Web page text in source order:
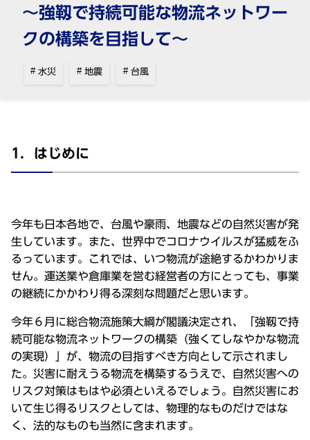
～強靱で持続可能な物流ネットワー
水災 地震 台風
1．はじめに
今年も日本各地で、台風や豪雨、地震などの自然災害が発
生しています。また、世界中でコロナウイルスが猛威をふ
るっています。これでは、いつ物流が途絶するかわかりま
せん。運送業や倉庫業を営む経営者の方にとっても、事業
の継続にかかわり得る深刻な問題だと思います。
今年６月に総合物流施策大綱が閣議決定され、「強靱で持
続可能な物流ネットワークの構築（強くてしなやかな物流
の実現）」が、物流の目指すべき方向として示されまし
た。災害に耐えうる物流を構築するうえで、自然災害への
リスク対策はもはや必須といえるでしょう。自然災害にお
いて生じ得るリスクとしては、物理的なものだけではな
く、法的なものも当然に含まれます。